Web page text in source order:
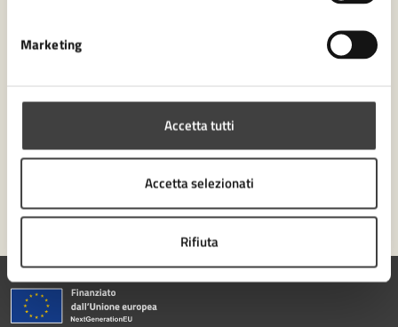
Marketing
Accetta tutti
Accetta selezionati
Rifiuta
Prenota appuntamento
Problemi in città
Segnala disservizio